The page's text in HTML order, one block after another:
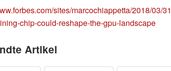
sites/marcochiappetta/2018/03/
chip-could-reshape-the-gpu-landscape
Artikel